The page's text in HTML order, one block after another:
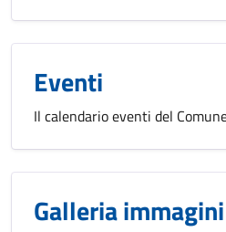
Eventi
Il calendario eventi del
Galleria immagini